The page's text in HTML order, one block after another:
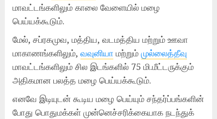
மாவட்டங்களிலும் காலை வேளையில் மழை
பெய்யக்கூடும்.
மேல், சப்ரகமுவ, மத்திய, வடமத்திய மற்றும் ஊவா
மாகாணங்களிலும், வவுனியா மற்றும் முல்லைத்தீவு
மாவட்டங்களிலும் சில இடங்களில் 75 மி.மீட்டருக்கும்
அதிகமான பலத்த மழை பெய்யக்கூடும்.
எனவே இடியுடன் கூடிய மழை பெய்யும் சந்தர்ப்பங்களின்
போது பொதுமக்கள் முன்னெச்சரிக்கையாக நடந்துக்